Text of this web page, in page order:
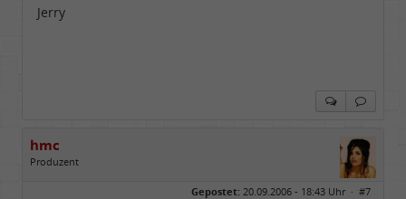
Jerry
hmc
Produzent
Gepostet: 20.09.2006 - 18:43 Uhr · #7